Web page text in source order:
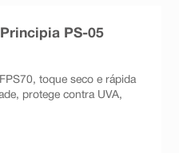
PS-05
toque seco e rápida
protege contra UVA,